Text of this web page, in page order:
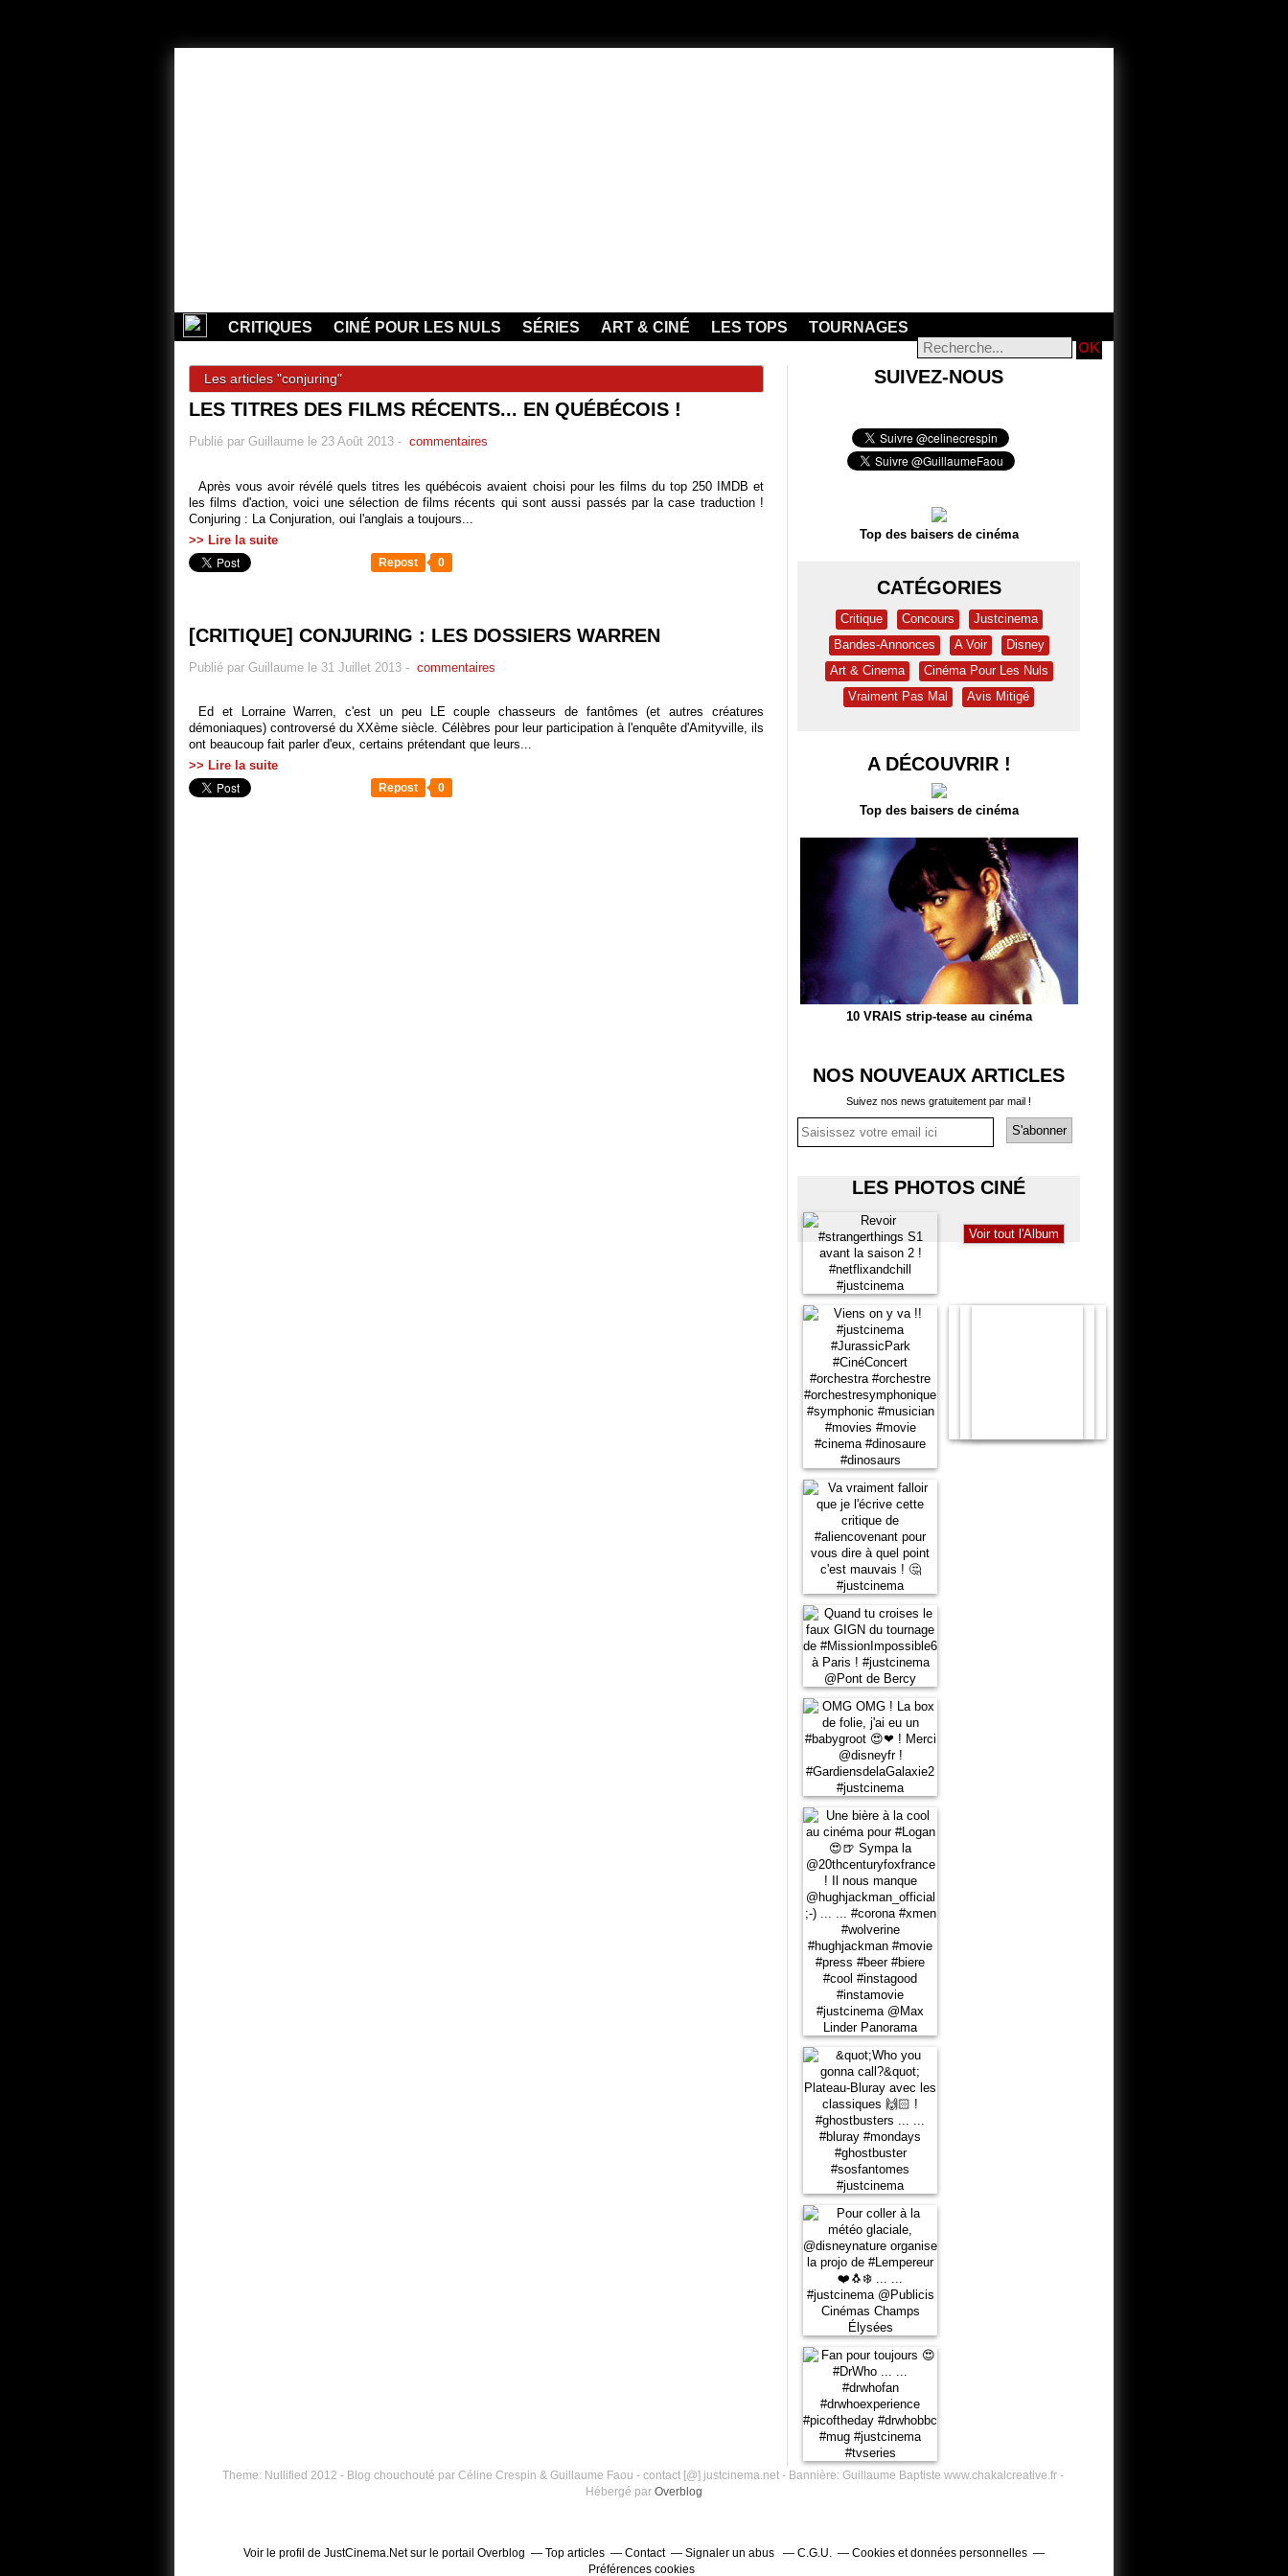
CRITIQUES CINÉ POUR LES NULS SÉRIES ART & CINÉ LES TOPS TOURNAGES
Les articles "conjuring"
LES TITRES DES FILMS RÉCENTS... EN QUÉBÉCOIS !
Publié par Guillaume le 23 Août 2013 - commentaires
Après vous avoir révélé quels titres les québécois avaient choisi pour les films du top 250 IMDB et
les films d'action, voici une sélection de films récents qui sont aussi passés par la case traduction !
Conjuring : La Conjuration, oui l'anglais a toujours...
>> Lire la suite
Repost 0
[CRITIQUE] CONJURING : LES DOSSIERS WARREN
Publié par Guillaume le 31 Juillet 2013 - commentaires
Ed et Lorraine Warren, c'est un peu LE couple chasseurs de fantômes (et autres créatures
démoniaques) controversé du XXème siècle. Célèbres pour leur participation à l'enquête d'Amityville, ils
ont beaucoup fait parler d'eux, certains prétendant que leurs...
>> Lire la suite
Repost 0
SUIVEZ-NOUS
Top des baisers de cinéma
CATÉGORIES
Critique Concours
Justcinema
Bandes-Annonces
A Voir
Disney
Art & Cinema
Cinéma Pour Les Nuls
Vraiment Pas Mal
Avis Mitigé
A DÉCOUVRIR !
Top des baisers de cinéma
10 VRAIS strip-tease au cinéma
NOS NOUVEAUX ARTICLES
Suivez nos news gratuitement par mail !
LES PHOTOS CINÉ
Voir tout l'Album
Theme: Nullified 2012 - Blog chouchouté par Céline Crespin & Guillaume Faou - contact [@] justcinema.net - Bannière: Guillaume Baptiste www.chakalcreative.fr -
Hébergé par Overblog
Voir le profil de JustCinema.Netsur le portail Overblog Top articles Contact Signaler un abus C.G.U.
Cookies et données personnelles
Préférences cookies